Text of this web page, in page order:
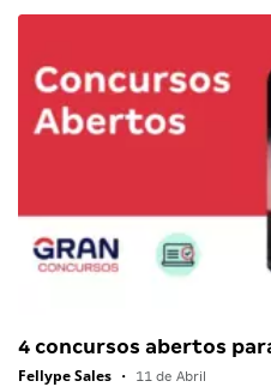
4 concursos abertos
Fellype Sales • 11 de Abril